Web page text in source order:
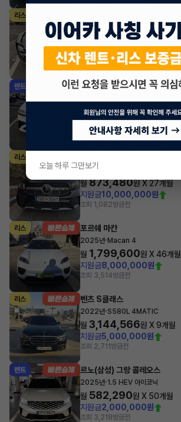
리스
2023년 Taycan
월 1,933,380 원 X24 개월
지원금7,000,000원
조회 3,944 방금전
렌트 제네시스 GV70
월1,076,205원 X36개월
조회 4,373 방금전
리스
2023년
월 873,480원 X 27개월
지원금10,000,000원
조회 1,082방금전
리스 포르쉐 마칸
2025년· Macan 4
월 1,799,600원 X46개월
지원금8,000,000원
조회 3,514방금전
리스 벤츠 S클래스
2022년·S580L 4MATIC
월 3,144,566원 X9개월
지원금5,000,000원
조회 2,711 방금전
렌트 르노(삼성) 그랑 콜레오스
2025년·1.5 HEV 아이코닉
월 582,290원 X 50개월
지원금2,000,000원
조회 3,218방금전
오늘 하루 그만보기